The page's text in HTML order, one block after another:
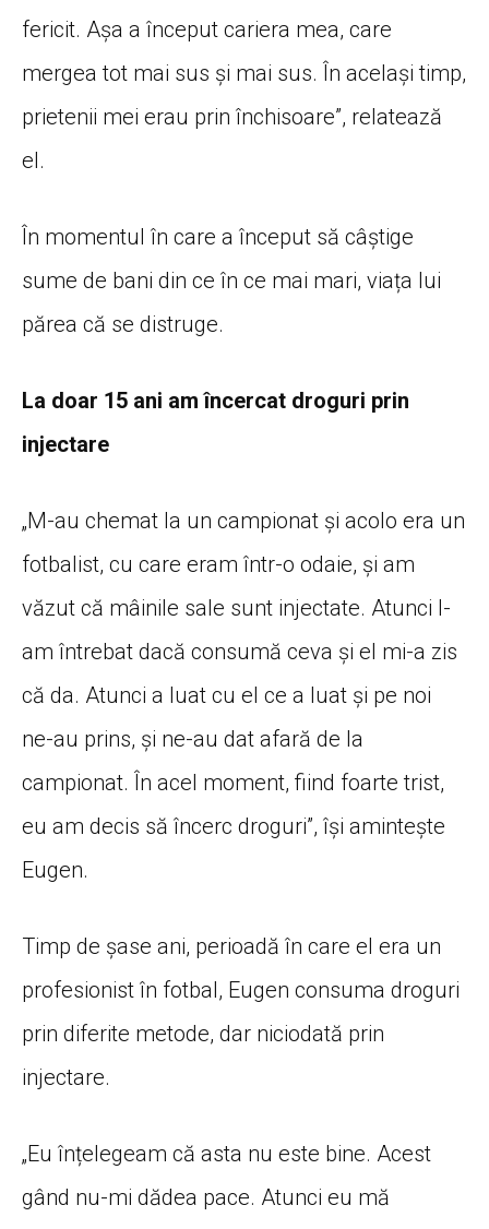
fericit. Așa a început cariera mea, care
mergea tot mai sus și mai sus. În același timp,
prietenii mei erau prin închisoare”, relatează
el.
În momentul în care a început să câștige
sume de bani din ce în ce mai mari, viața lui
părea că se distruge.
La doar 15 ani am încercat droguri prin
injectare
„M-au chemat la un campionat și acolo era un
fotbalist, cu care eram într-o odaie, și am
văzut că mâinile sale sunt injectate. Atunci l-
am întrebat dacă consumă ceva și el mi-a zis
că da. Atunci a luat cu el ce a luat și pe noi
ne-au prins, și ne-au dat afară de la
campionat. În acel moment, fiind foarte trist,
eu am decis să încerc droguri”, își amintește
Eugen.
Timp de șase ani, perioadă în care el era un
profesionist în fotbal, Eugen consuma droguri
prin diferite metode, dar niciodată prin
injectare.
„Eu înțelegeam că asta nu este bine. Acest
gând nu-mi dădea pace. Atunci eu mă